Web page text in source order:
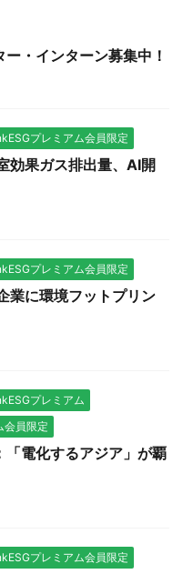
・インターン募集中！
プレミアム会員限定
効果ガス排出量、AI開
プレミアム会員限定
業に環境フットプリン
プレミアム
会員限定
電化するアジア」が覇
プレミアム会員限定